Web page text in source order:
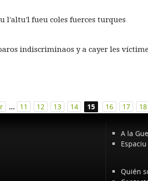
l'altu'l fueu coles fuerces turques
indiscriminaos y a cayer les
… 11 12 13 14 15 16 17 18
A la
Quién